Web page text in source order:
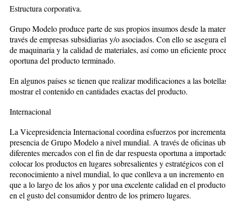
Estructura corporativa.
Grupo Modelo produce parte de sus propios insumos desde la
través de empresas subsidiarias y/o asociados. Con ello se asegura
de maquinaria y la calidad de materiales, así como un eficiente
oportuna del producto terminado.
En algunos países se tienen que realizar modificaciones a las
mostrar el contenido en cantidades exactas del producto.
Internacional
La Vicepresidencia Internacional coordina esfuerzos por
presencia de Grupo Modelo a nivel mundial. A través de oficinas
diferentes mercados con el fin de dar respuesta oportuna a
colocar los productos en lugares sobresalientes y estratégicos con
reconocimiento a nivel mundial, lo que conlleva a un incremento
que a lo largo de los años y por una excelente calidad en el
en el gusto del consumidor dentro de los primero lugares.